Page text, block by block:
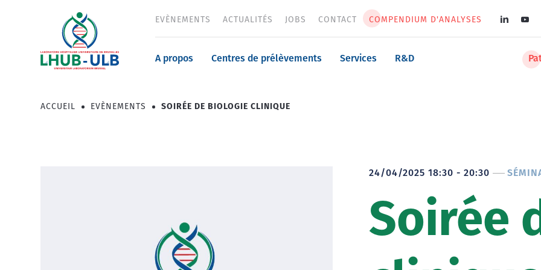
Navigation
A propos Centres de prélèvements Services R&D
Header
menu
EVÈNEMENTS ACTUALITÉS JOBS CONTACT COMPENDIUM D'ANALYSES
Fil
ACCUEIL EVÈNEMENTS SOIRÉE DE BIOLOGIE CLINIQUE
24/04/2025 18:30 - 20:30
Soirée